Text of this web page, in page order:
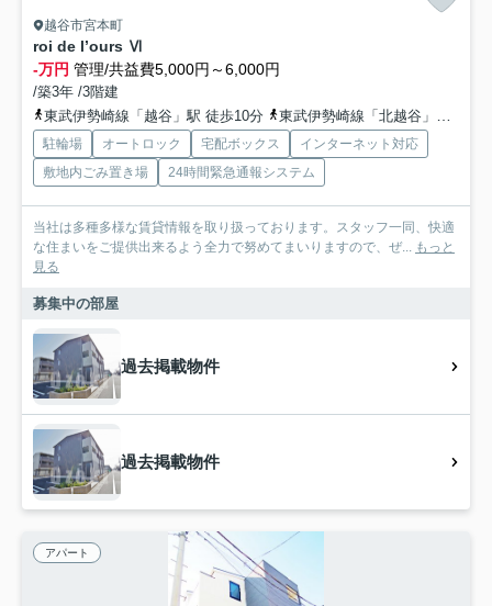
越谷市宮本町
roi de l’ours Ⅵ
-万円 管理/共益費5,000円～6,000円
/築3年 /3階建
東武伊勢崎線「越谷」駅 徒歩10分
東武伊勢崎線「北越谷」駅 徒歩23分
駐輪場 オートロック 宅配ボックス
インターネット対応
敷地内ごみ置き場
24時間緊急通報システム
当社は多種多様な賃貸情報を取り扱っております。スタッフ一同、快適
な住まいをご提供出来るよう全力で努めてまいりますので、ぜ...
もっと
見る
募集中の部屋
過去掲載物件
過去掲載物件
アパート